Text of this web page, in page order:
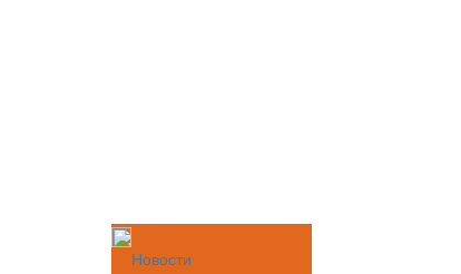
Новости